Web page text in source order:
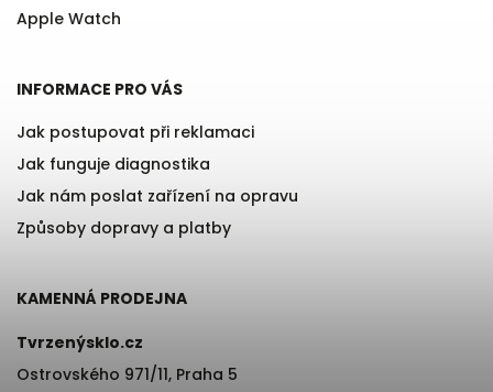
Apple Watch
INFORMACE PRO VÁS
Jak postupovat při reklamaci
Jak funguje diagnostika
Jak nám poslat zařízení na opravu
Způsoby dopravy a platby
KAMENNÁ PRODEJNA
Tvrzenýsklo.cz
Ostrovského 971/11, Praha 5